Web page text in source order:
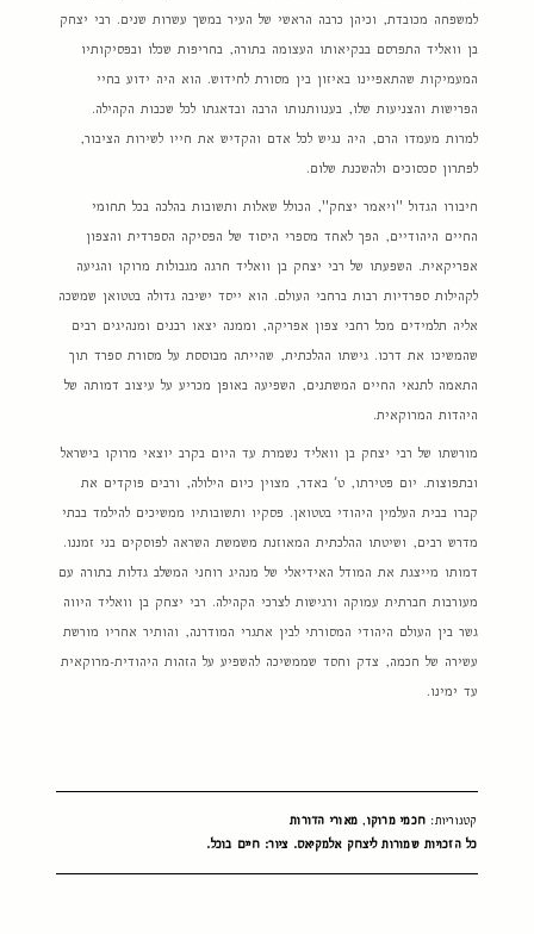
למשפחה מכובדת, וכיהן כרבה הראשי של העיר במשך עשרות שנים. רבי יצחק
בן וואליד התפרסם בבקיאותו העצומה בתורה, בחריפות שכלו ובפסיקותיו
המעמיקות שהתאפיינו באיזון בין מסורת לחידוש. הוא היה ידוע בחיי
הפרישות והצניעות שלו, בענוותנותו הרבה ובדאגתו לכל שכבות הקהילה.
למרות מעמדו הרם, היה נגיש לכל אדם והקדיש את חייו לשירות הציבור,
לפתרון סכסוכים ולהשכנת שלום.
חיבורו הגדול "ויאמר יצחק", הכולל שאלות ותשובות בהלכה בכל תחומי
החיים היהודיים, הפך לאחד מספרי היסוד של הפסיקה הספרדית והצפון
אפריקאית. השפעתו של רבי יצחק בן וואליד חרגה מגבולות מרוקו והגיעה
לקהילות ספרדיות רבות ברחבי העולם. הוא ייסד ישיבה גדולה בטטואן שמשכה
אליה תלמידים מכל רחבי צפון אפריקה, וממנה יצאו רבנים ומנהיגים רבים
שהמשיכו את דרכו. גישתו ההלכתית, שהייתה מבוססת על מסורת ספרד תוך
התאמה לתנאי החיים המשתנים, השפיעה באופן מכריע על עיצוב דמותה של
היהדות המרוקאית.
מורשתו של רבי יצחק בן וואליד נשמרת עד היום בקרב יוצאי מרוקו בישראל
ובתפוצות. יום פטירתו, ט' באדר, מצוין כיום הילולה, ורבים פוקדים את
קברו בבית העלמין היהודי בטטואן. פסקיו ותשובותיו ממשיכים להילמד בבתי
מדרש רבים, ושיטתו ההלכתית המאוזנת משמשת השראה לפוסקים בני זמננו.
דמותו מייצגת את המודל האידיאלי של מנהיג רוחני המשלב גדלות בתורה עם
מעורבות חברתית עמוקה ורגישות לצרכי הקהילה. רבי יצחק בן וואליד היווה
גשר בין העולם היהודי המסורתי לבין אתגרי המודרנה, והותיר אחריו מורשת
עשירה של חכמה, צדק וחסד שממשיכה להשפיע על הזהות היהודית-מרוקאית
עד ימינו.
קטגוריות: חכמי מרוקו, מאורי הדורות
כל הזכויות שמורות ליצחק אלמקיאס. ציור: חיים בוכל.